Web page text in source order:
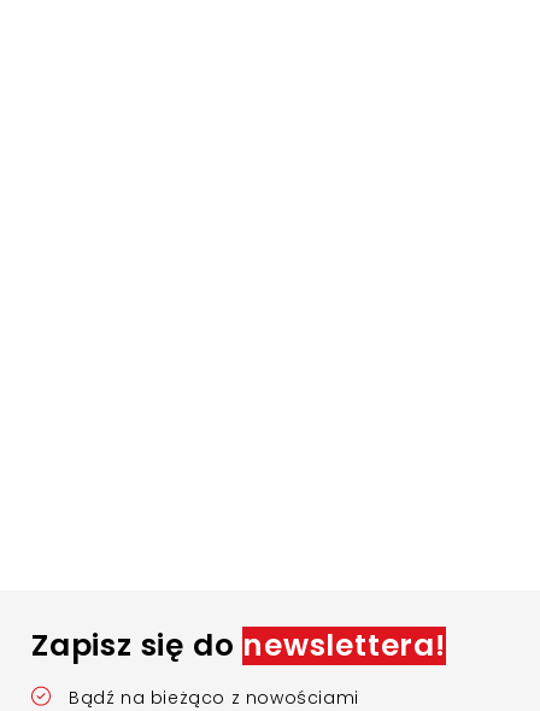
Zapisz się do newslettera!
Bądź na bieżąco z nowościami